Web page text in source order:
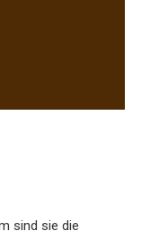
sind sie die